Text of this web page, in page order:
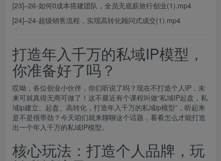
[23]–26-如何0成本搭建团队，全员无底薪旅行创业(1).mp4
[24]–24-超级销售流程，实现高转化顾问式成交(1).mp4
打造年入千万的私域IP模型，
你准备好了吗？
哎呦，各位创业小伙伴，你们听说了吗？现在不打造个人IP，未
来可就真得无商可做了！这不最近有个课程叫做“私域IP起盘，私
域ip建立、起盘、高转化，打造年入千万的私域ip模型”，听起来
是不是很带劲？今天咱们就来聊聊这个话题，看看怎么才能打造
出一个年入千万的私域IP模型。
核心玩法：打造个人品牌，玩